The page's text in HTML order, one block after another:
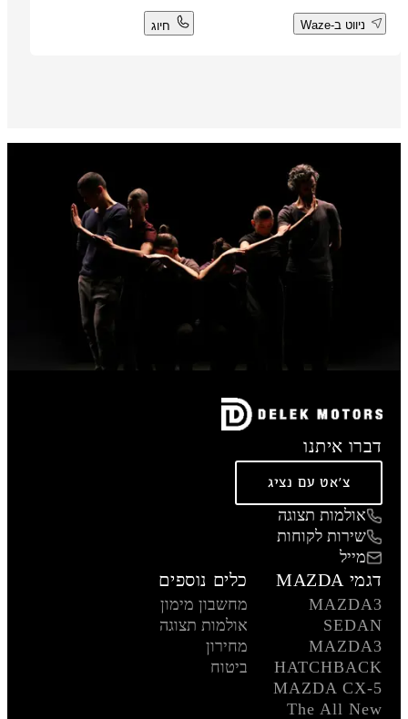
ניווט ב-Waze חיוג
דברו איתנו
צ'אט עם נציג
אולמות תצוגה
שירות לקוחות
מייל
דגמי MAZDA
MAZDA3
SEDAN
MAZDA3
HATCHBACK
MAZDA CX-5
The All New
כלים נוספים
מחשבון מימון
אולמות תצוגה
מחירון
ביטוח